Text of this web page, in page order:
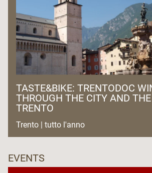
TASTE&BIKE: TRENTODOC
THROUGH THE CITY AND
TRENTO
Trento | tutto l'anno
EVENTS